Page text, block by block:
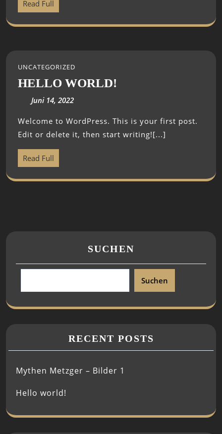
Read Full
UNCATEGORIZED
HELLO WORLD!
Juni 14, 2022
Welcome to WordPress. This is your first post.
Edit or delete it, then start writing![...]
Read Full
SUCHEN
Suchen
RECENT POSTS
Mythen Metzger – Bilder 1
Hello world!